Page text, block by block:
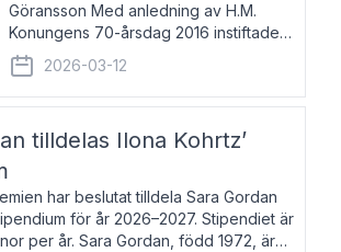
Göransson Med anledning av H.M.
Konungens 70-årsdag 2016 instiftade
fem av de kungliga akademierna det så
kallade Bernadotteprogrammet med
syfte att genom stipendier erbjuda stöd
2026-03-12
tilldelas Ilona Kohrtz’
har beslutat tilldela Sara Gordan
för år 2026–2027. Stipendiet är
per år. Sara Gordan, född 1972, är